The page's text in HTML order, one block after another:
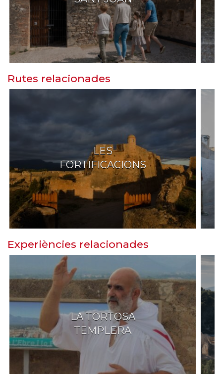
Rutes relacionades
LES
FORTIFICACIONS
Experiències relacionades
LA TORTOSA
TEMPLERA